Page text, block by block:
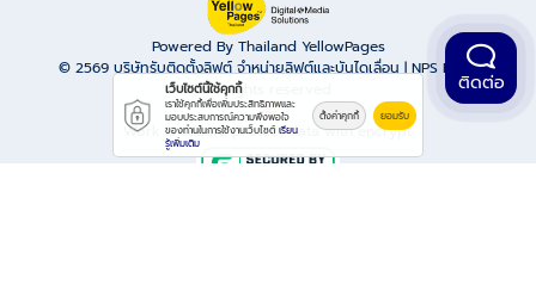
Powered By Thailand YellowPages
© 2569 บริษัทรับติดตั้งลิฟต์ จำหน่ายลิฟต์และบันไดเลื่อน | NPS PLUS
All rights reserved.
Work is secure protect data with encrypt.
ติดต่อ
เว็บไซต์นี้ใช้คุกกี้
เราใช้คุกกี้เพื่อเพิ่มประสิทธิภาพและ
มอบประสบการณ์ความพึงพอใจ
ของท่านในการใช้งานเว็บไซต์ เรียน
รู้เพิ่มเติม
ตั้งค่าคุกกี้ ยอมรับ